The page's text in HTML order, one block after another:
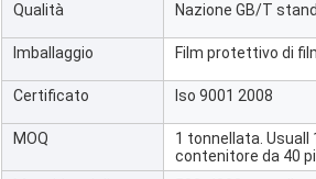
Qualità Nazione GB/T
Imballaggio Film protettivo di
Certificato Iso 9001 2008
MOQ
1 tonnellata. Usuall
contenitore da 40